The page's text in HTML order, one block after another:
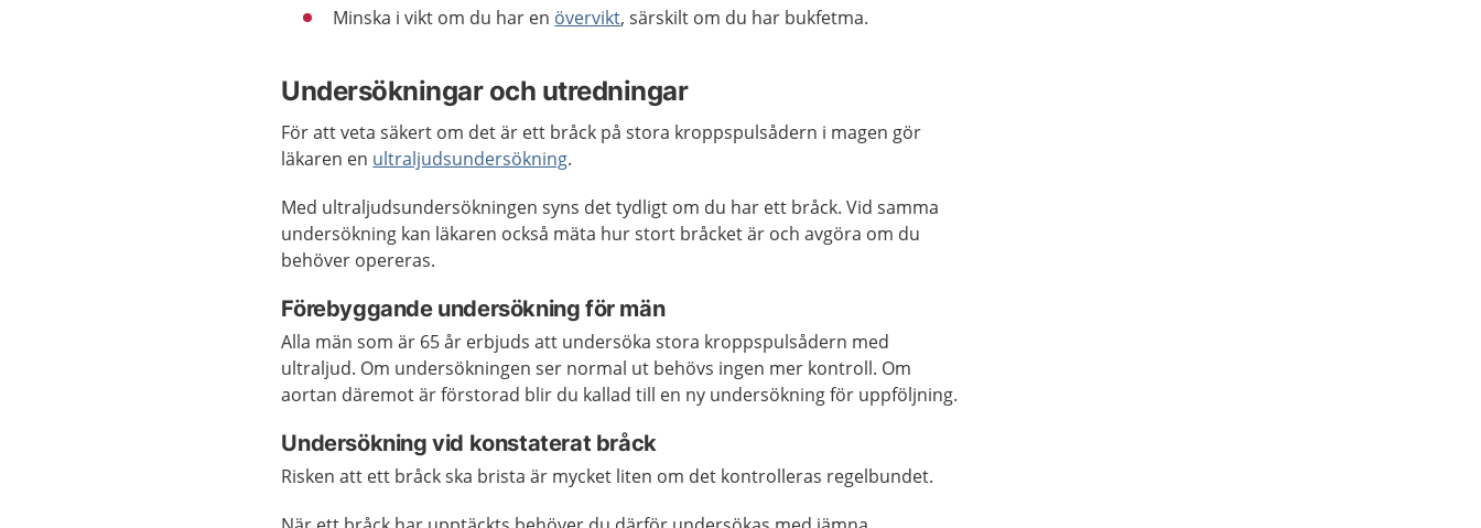
Minska i vikt om du har en övervikt, särskilt om du har bukfetma.
Undersökningar och utredningar
För att veta säkert om det är ett bråck på stora kroppspulsådern i magen gör
läkaren en ultraljudsundersökning.
Med ultraljudsundersökningen syns det tydligt om du har ett bråck. Vid samma
undersökning kan läkaren också mäta hur stort bråcket är och avgöra om du
behöver opereras.
Förebyggande undersökning för män
Alla män som är 65 år erbjuds att undersöka stora kroppspulsådern med
ultraljud. Om undersökningen ser normal ut behövs ingen mer kontroll. Om
aortan däremot är förstorad blir du kallad till en ny undersökning för uppföljning.
Undersökning vid konstaterat bråck
Risken att ett bråck ska brista är mycket liten om det kontrolleras regelbundet.